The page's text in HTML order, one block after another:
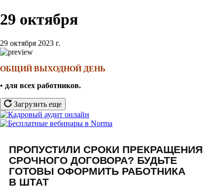
29 октября
29 октября 2023 г.
ОБЩИЙ ВЫХОДНОЙ ДЕНЬ
• для всех работников.
Загрузить еще
ПРОПУСТИЛИ СРОКИ ПРЕКРАЩЕНИЯ
СРОЧНОГО ДОГОВОРА? БУДЬТЕ
ГОТОВЫ ОФОРМИТЬ РАБОТНИКА
В ШТАТ